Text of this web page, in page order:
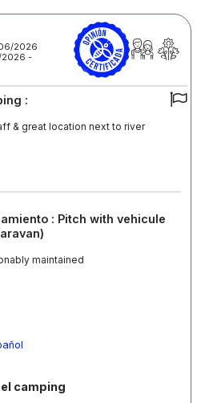
2026
2026 -
:
& great location next to river
: Pitch with vehicule
maintained
camping